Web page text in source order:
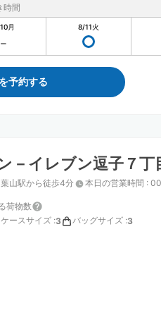
時間
月 8/11火
予約する
－イレブン逗子７丁
山駅から徒歩4分 本日の営業時間 :
荷物数
ースサイズ :3 バッグサイズ :3